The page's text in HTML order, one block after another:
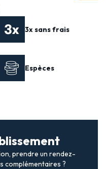
3x sans frais
Espèces
prendre un rendez-
complémentaires ?